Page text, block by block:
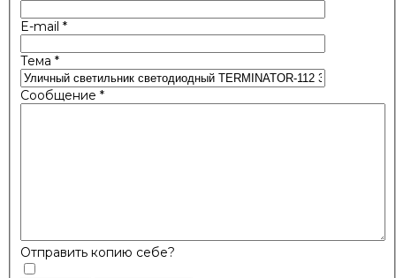
E-mail *
Тема *
Сообщение *
Отправить копию себе?